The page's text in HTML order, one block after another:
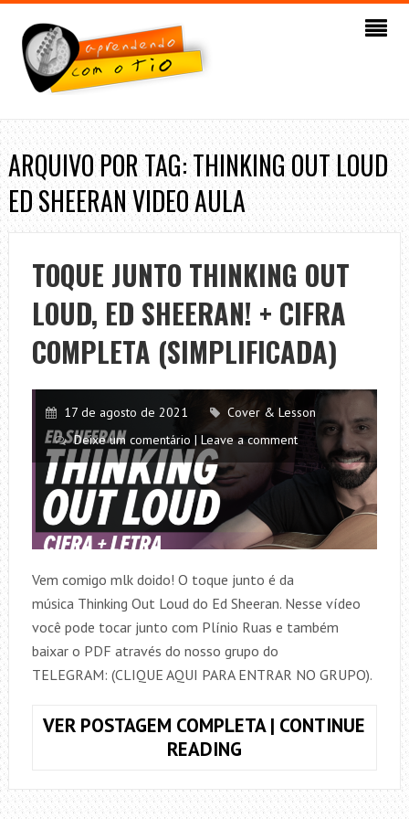
ARQUIVO POR TAG: THINKING OUT LOUD
ED SHEERAN VIDEO AULA
TOQUE JUNTO THINKING OUT
LOUD, ED SHEERAN! + CIFRA
COMPLETA (SIMPLIFICADA)
17 de agosto de 2021
Cover & Lesson
Deixe um comentário | Leave a comment
Vem comigo mlk doido! O toque junto é da
música Thinking Out Loud do Ed Sheeran. Nesse vídeo
você pode tocar junto com Plínio Ruas e também
baixar o PDF através do nosso grupo do
TELEGRAM: (CLIQUE AQUI PARA ENTRAR NO GRUPO).
VER POSTAGEM COMPLETA | CONTINUE
READINGTOQUE
THINKING